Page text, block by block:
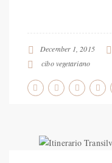
December 1, 2015
cibo vegetariano